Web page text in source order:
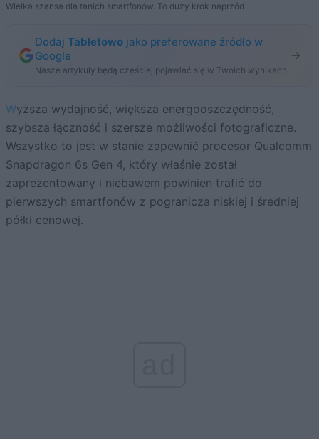
Wielka szansa dla tanich smartfonów. To duży krok naprzód
Dodaj Tabletowo jako preferowane źródło w
Google
Nasze artykuły będą częściej pojawiać się w Twoich wynikach
Wyższa wydajność, większa energooszczędność,
szybsza łączność i szersze możliwości fotograficzne.
Wszystko to jest w stanie zapewnić procesor Qualcomm
Snapdragon 6s Gen 4, który właśnie został
zaprezentowany i niebawem powinien trafić do
pierwszych smartfonów z pogranicza niskiej i średniej
półki cenowej.